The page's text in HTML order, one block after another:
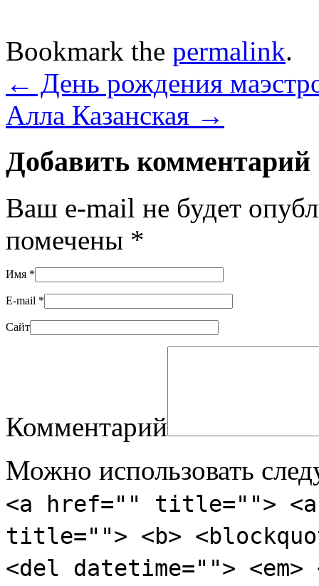
Bookmark the permalink.
← День рождения
Алла Казанская →
Добавить комментарий
Ваш e-mail не будет
помечены *
Имя *
E-mail *
Сайт
Комментарий
Можно использовать
<a href="" title="">
title=""> <b>
<del datetime="">